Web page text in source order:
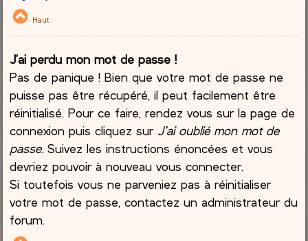
Haut
J’ai perdu mon mot de passe !
Pas de panique ! Bien que votre mot de passe ne
puisse pas être récupéré, il peut facilement être
réinitialisé. Pour ce faire, rendez vous sur la page de
connexion puis cliquez sur J’ai oublié mon mot de
passe. Suivez les instructions énoncées et vous
devriez pouvoir à nouveau vous connecter.
Si toutefois vous ne parveniez pas à réinitialiser
votre mot de passe, contactez un administrateur du
forum.